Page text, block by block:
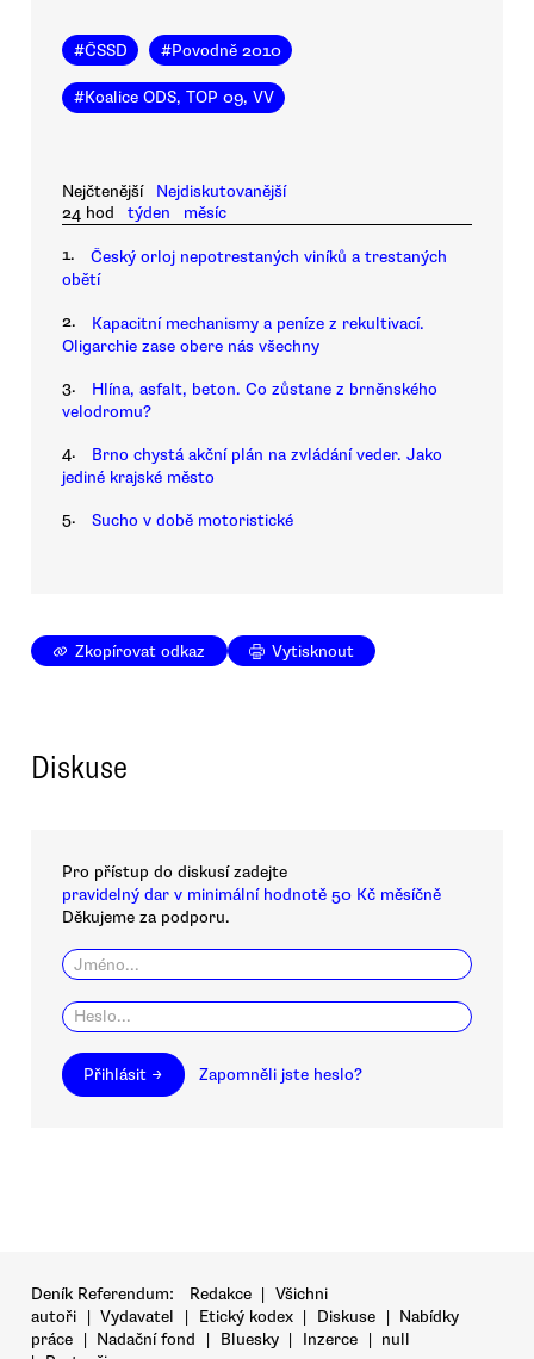
#ČSSD #Povodně 2010
#Koalice ODS, TOP 09, VV
Nejčtenější
Nejdiskutovanější
24 hod
týden měsíc
1.
Český orloj nepotrestaných viníků a trestaných
obětí
2.
Kapacitní mechanismy a peníze z rekultivací.
Oligarchie zase obere nás všechny
3.
Hlína, asfalt, beton. Co zůstane z brněnského
velodromu?
4.
Brno chystá akční plán na zvládání veder. Jako
jediné krajské město
5. Sucho v době motoristické
Zkopírovat odkaz Vytisknout
Diskuse
Pro přístup do diskusí zadejte
pravidelný dar v minimální hodnotě 50 Kč měsíčně
Děkujeme za podporu.
Přihlásit → Zapomněli jste heslo?
Deník Referendum: Redakce | Všichni
autoři | Vydavatel | Etický kodex | Diskuse | Nabídky
práce | Nadační fond | Bluesky | Inzerce | null